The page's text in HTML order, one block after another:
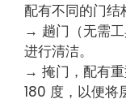
配有不同的门结
→ 趟门（无需
进行清洁。
→ 掩门，配有
180 度，以便将